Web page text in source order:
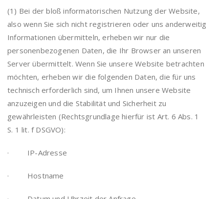
(1) Bei der bloß informatorischen Nutzung der Website,
also wenn Sie sich nicht registrieren oder uns anderweitig
Informationen übermitteln, erheben wir nur die
personenbezogenen Daten, die Ihr Browser an unseren
Server übermittelt. Wenn Sie unsere Website betrachten
möchten, erheben wir die folgenden Daten, die für uns
technisch erforderlich sind, um Ihnen unsere Website
anzuzeigen und die Stabilität und Sicherheit zu
gewährleisten (Rechtsgrundlage hierfür ist Art. 6 Abs. 1
S. 1 lit. f DSGVO):
· IP-Adresse
· Hostname